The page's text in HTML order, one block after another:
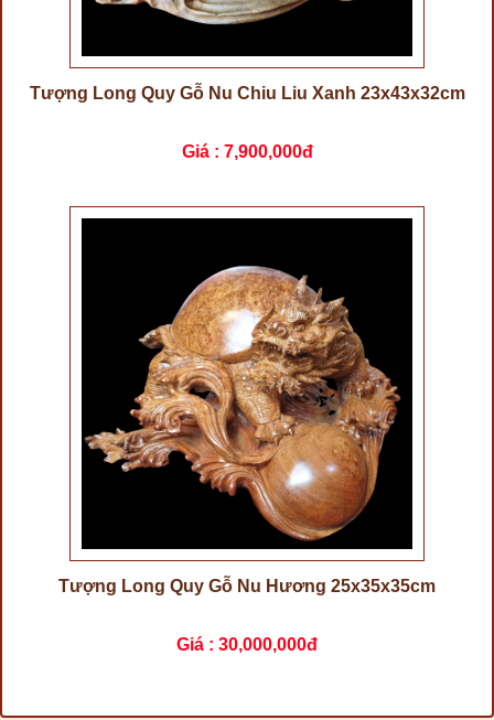
Tượng Long Quy Gỗ Nu Chiu Liu Xanh 23x43x32cm
Giá : 7,900,000đ
Tượng Long Quy Gỗ Nu Hương 25x35x35cm
Giá : 30,000,000đ